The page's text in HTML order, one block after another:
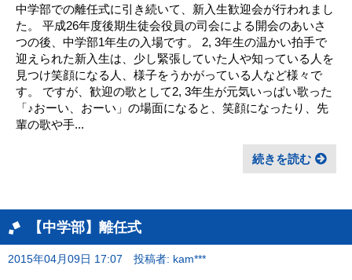
中学部での離任式に引き続いて、新入生歓迎会が行われまし
た。 平成26年度後期生徒会役員の司会による開会のあいさ
つの後、中学部1年生の入場です。 2, 3年生の温かい拍手で
迎えられた新入生は、少し緊張していた人や知っている人を
見つけ笑顔になる人、様子をうかがっている人など様々で
す。 ですが、歓迎の歌として2, 3年生が元気いっぱい歌った
「♪おーい、おーい」の場面になると、笑顔になったり、先
輩の歌や手...
続きを読む
【中学部】離任式
2015年04月09日 17:07 投稿者: kam***